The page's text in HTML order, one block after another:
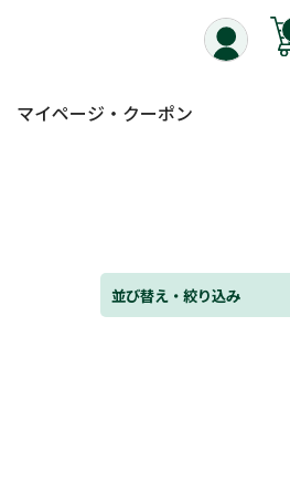
マイページ・クーポン
並び替え・絞り込み
替え